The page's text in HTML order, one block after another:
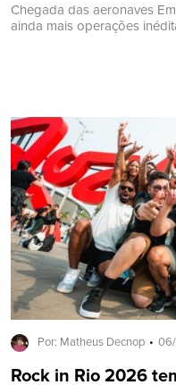
Chegada das aeronaves
ainda mais operações
Por: Matheus Decnop
Rock in Rio 2026